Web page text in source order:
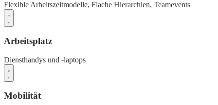
Flexible Arbeitszeitmodelle, Flache Hierarchien, Teamevents
Arbeitsplatz
Diensthandys und -laptops
Mobilität